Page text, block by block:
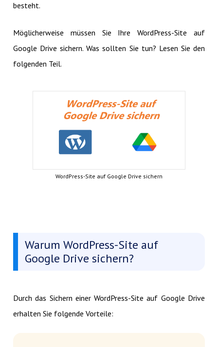
besteht.
Möglicherweise müssen Sie Ihre WordPress-Site auf
Google Drive sichern. Was sollten Sie tun? Lesen Sie den
folgenden Teil.
WordPress-Site auf Google Drive sichern
Warum WordPress-Site auf
Google Drive sichern?
Durch das Sichern einer WordPress-Site auf Google Drive
erhalten Sie folgende Vorteile: